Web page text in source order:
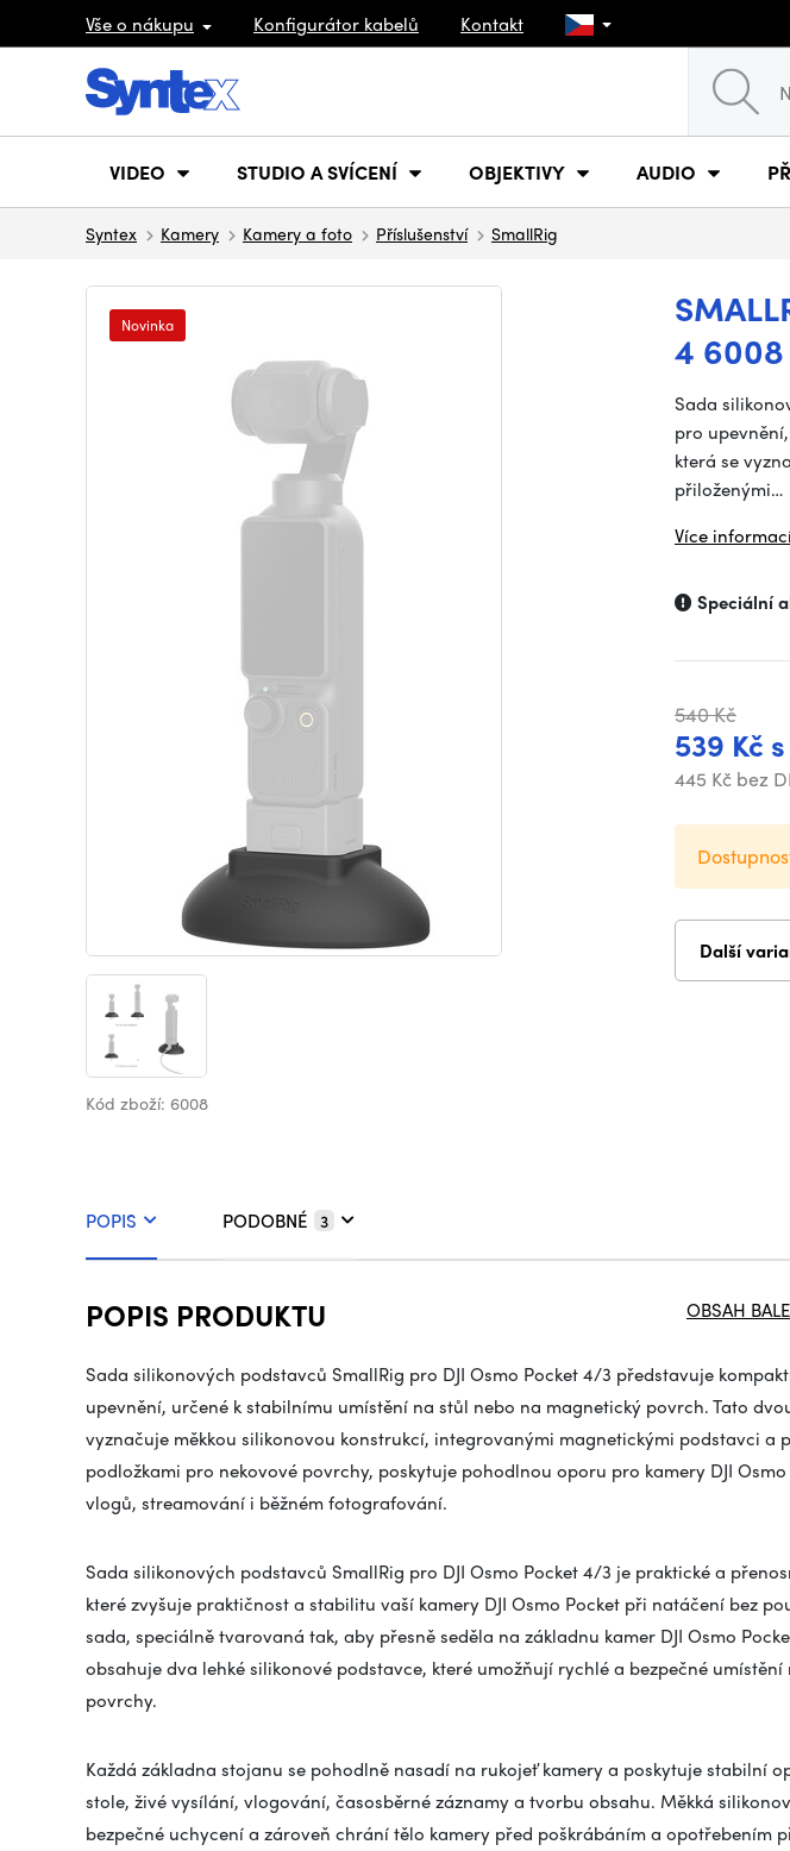
Vše o nákupu Konfigurátor kabelů Kontakt
VIDEO STUDIO A SVÍCENÍ OBJEKTIVY AUDIO
Syntex Kamery Kamery a foto Příslušenství SmallRig
4 6008
Novinka
Kód zboží: 6008
Sada
pro
která se
přiloženými…
Více
Speciální
540 Kč
539 Kč
445 Kč bez
POPIS PODOBNÉ 3
OBSAH
POPIS PRODUKTU
Sada silikonových podstavců SmallRig pro DJI Osmo Pocket 4/3 představuje
upevnění, určené k stabilnímu umístění na stůl nebo na magnetický povrch. Tato
vyznačuje měkkou silikonovou konstrukcí, integrovanými magnetickými podstavci a
podložkami pro nekovové povrchy, poskytuje pohodlnou oporu pro kamery DJI
vlogů, streamování i běžném fotografování.
Sada silikonových podstavců SmallRig pro DJI Osmo Pocket 4/3 je praktické a
které zvyšuje praktičnost a stabilitu vaší kamery DJI Osmo Pocket při natáčení bez
sada, speciálně tvarovaná tak, aby přesně seděla na základnu kamer DJI Osmo
obsahuje dva lehké silikonové podstavce, které umožňují rychlé a bezpečné
povrchy.
Každá základna stojanu se pohodlně nasadí na rukojeť kamery a poskytuje stabilní
stole, živé vysílání, vlogování, časosběrné záznamy a tvorbu obsahu. Měkká
bezpečné uchycení a zároveň chrání tělo kamery před poškrábáním a opotřebením